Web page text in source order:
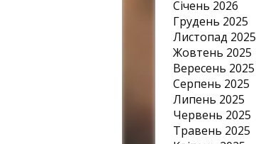
Січень 2026
Грудень 2025
Листопад 2025
Жовтень 2025
Вересень 2025
Серпень 2025
Липень 2025
Червень 2025
Травень 2025